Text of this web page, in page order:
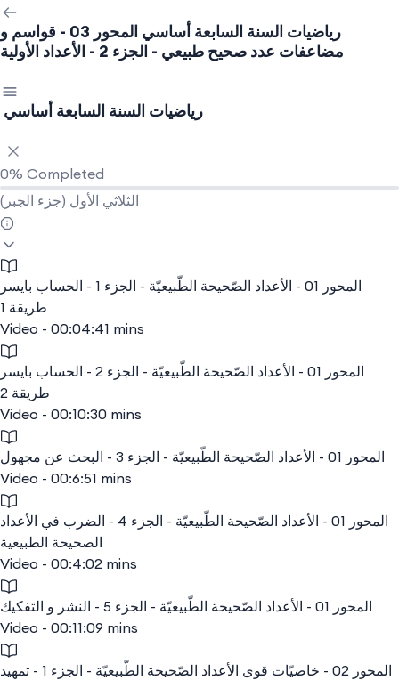
رياضيات السنة السابعة أساسي
المحور 03 - قواسم و
مضاعفات عدد صحيح طبيعي - الجزء 2 - الأعداد الأولية
رياضيات السنة السابعة أساسي
0% Completed
(جزء الجبر) الثلاثي الأول
المحور 01 - الأعداد الصّحيحة الطّبيعيّة - الجزء 1 - الحساب بايسر
طريقة 1
Video - 00:04:41 mins
المحور 01 - الأعداد الصّحيحة الطّبيعيّة - الجزء 2 - الحساب بايسر
طريقة 2
Video - 00:10:30 mins
المحور 01 - الأعداد الصّحيحة الطّبيعيّة - الجزء 3 - البحث عن مجهول
Video - 00:6:51 mins
المحور 01 - الأعداد الصّحيحة الطّبيعيّة - الجزء 4 - الضرب في الأعداد
الصحيحة الطبيعية
Video - 00:4:02 mins
المحور 01 - الأعداد الصّحيحة الطّبيعيّة - الجزء 5 - النشر و التفكيك
Video - 00:11:09 mins
المحور 02 - خاصيّات قوى الأعداد الصّحيحة الطّبيعيّة - الجزء 1 - تمهيد